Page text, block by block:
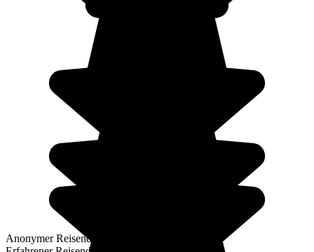
Anonymer Reisender